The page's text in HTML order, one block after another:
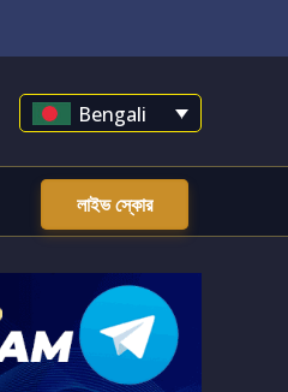
Bengali
লাইভ স্কোর